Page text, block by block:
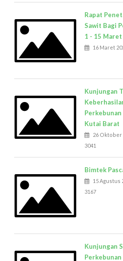
Rapat
Sawit Bagi
1 - 15
16 Maret
Kunjungan
Kutai Barat
26 Oktober
3041
Bimtek
15 Agustus
3167
Kunjungan